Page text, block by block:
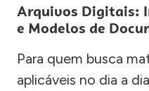
Arquivos Digitais:
e Modelos de
Para quem busca
aplicáveis no dia a